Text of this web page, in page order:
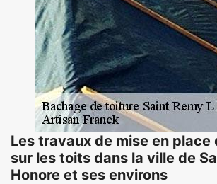
Les travaux de mise en place
sur les toits dans la ville de
Honore et ses environs